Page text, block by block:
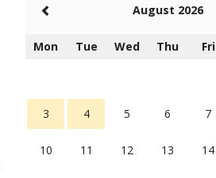
August 2026
Mon Tue Wed Thu Fri
3 4 5 6 7
10 11 12 13 14